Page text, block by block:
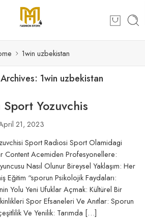
1win uzbekistan
1win uzbekistan
Yozuvchis
21, 2023
Sport Radiosi Sport Olamidagi
Content Acemiden Profesyonellere:
Nasıl Olunur Bireysel Yaklaşım: Her
Eğitim “sporun Psikolojik Faydaları:
Yolu Yeni Ufuklar Açmak: Kültürel Bir
Spor Efsaneleri Ve Anıtlar: Sporun
Ve Yenilik: Tarımda […]